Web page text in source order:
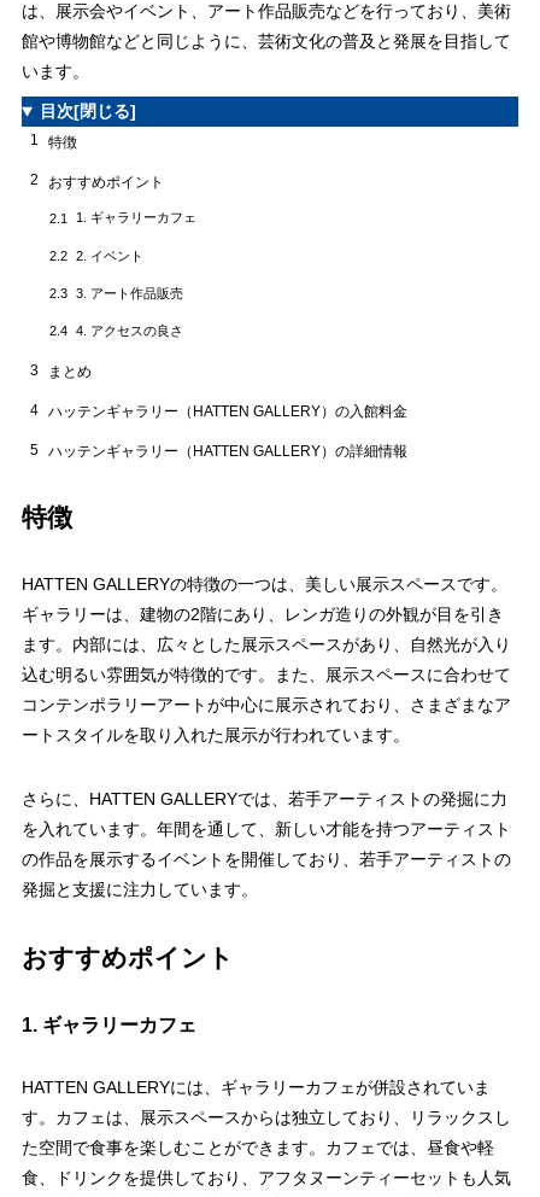
は、展示会やイベント、アート作品販売などを行っており、美術
館や博物館などと同じように、芸術文化の普及と発展を目指して
います。
目次[閉じる]
1 特徴
2 おすすめポイント
2.1 1. ギャラリーカフェ
2.2 2. イベント
2.3 3. アート作品販売
2.4 4. アクセスの良さ
3 まとめ
4 ハッテンギャラリー（HATTEN GALLERY）の入館料金
5 ハッテンギャラリー（HATTEN GALLERY）の詳細情報
特徴
HATTEN GALLERYの特徴の一つは、美しい展示スペースです。
ギャラリーは、建物の2階にあり、レンガ造りの外観が目を引き
ます。内部には、広々とした展示スペースがあり、自然光が入り
込む明るい雰囲気が特徴的です。また、展示スペースに合わせて
コンテンポラリーアートが中心に展示されており、さまざまなア
ートスタイルを取り入れた展示が行われています。
さらに、HATTEN GALLERYでは、若手アーティストの発掘に力
を入れています。年間を通して、新しい才能を持つアーティスト
の作品を展示するイベントを開催しており、若手アーティストの
発掘と支援に注力しています。
おすすめポイント
1. ギャラリーカフェ
HATTEN GALLERYには、ギャラリーカフェが併設されていま
す。カフェは、展示スペースからは独立しており、リラックスし
た空間で食事を楽しむことができます。カフェでは、昼食や軽
食、ドリンクを提供しており、アフタヌーンティーセットも人気